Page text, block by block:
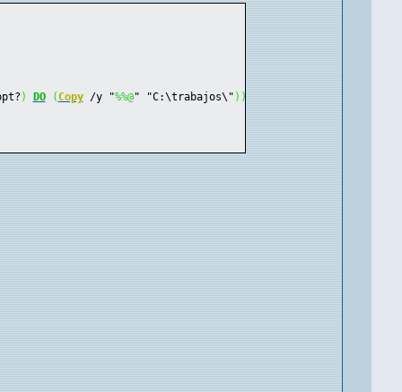
) DO (Copy /y "%%@" "C:\trabajos\" ))